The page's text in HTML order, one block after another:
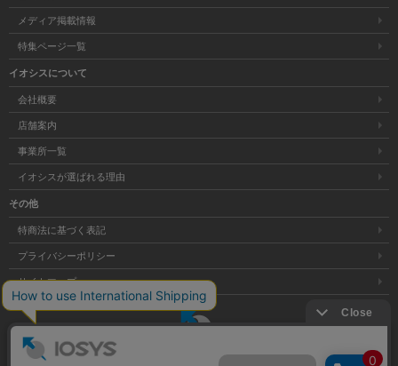
メディア掲載情報
特集ページ一覧
イオシスについて
会社概要
店舗案内
事業所一覧
イオシスが選ばれる理由
その他
特商法に基づく表記
プライバシーポリシー
サイトマップ